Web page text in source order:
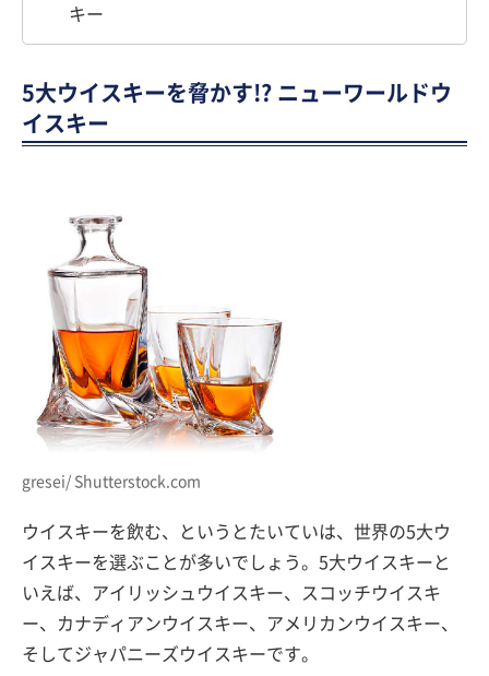
キー
5大ウイスキーを脅かす!? ニューワールドウ
イスキー
gresei/ Shutterstock.com
ウイスキーを飲む、というとたいていは、世界の5大ウ
イスキーを選ぶことが多いでしょう。5大ウイスキーと
いえば、アイリッシュウイスキー、スコッチウイスキ
ー、カナディアンウイスキー、アメリカンウイスキー、
そしてジャパニーズウイスキーです。